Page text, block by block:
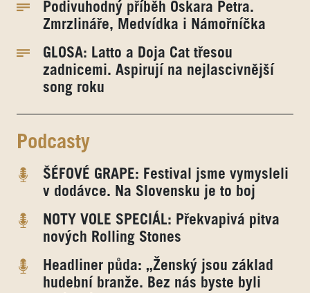
Podivuhodný příběh Oskara Petra.
Zmrzlináře, Medvídka i Námořníčka
GLOSA: Latto a Doja Cat třesou
zadnicemi. Aspirují na nejlascivnější
song roku
Podcasty
ŠÉFOVÉ GRAPE: Festival jsme vymysleli
v dodávce. Na Slovensku je to boj
NOTY VOLE SPECIÁL: Překvapivá pitva
nových Rolling Stones
Headliner půda: „Ženský jsou základ
hudební branže. Bez nás byste byli